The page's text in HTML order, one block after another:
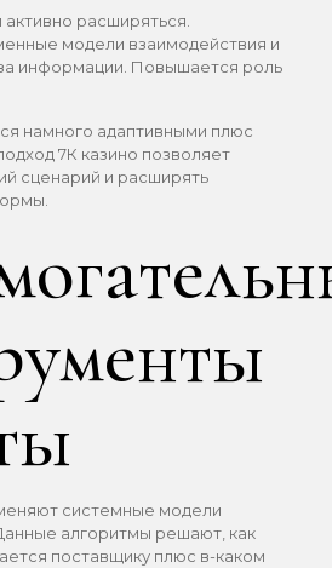
расширяться.
модели взаимодействия и
информации. Повышается роль
намного адаптивными плюс
7К казино позволяет
сценарий и расширять
системные модели
алгоритмы решают, как
поставщику плюс в-каком